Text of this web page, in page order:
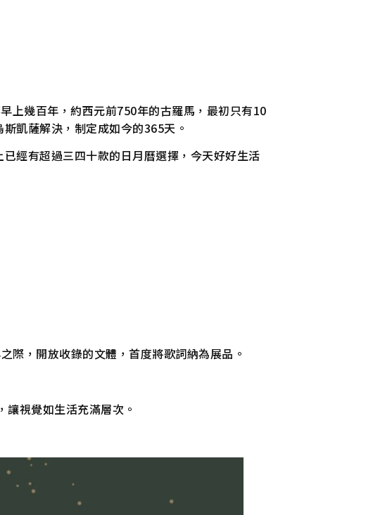
上幾百年，約西元前750年的古羅馬，最初只有10
凱薩解決，制定成如今的365天。
經有超過三四十款的日月曆選擇，今天好好生活
，開放收錄的文體，首度將歌詞納為展品。
視覺如生活充滿層次。